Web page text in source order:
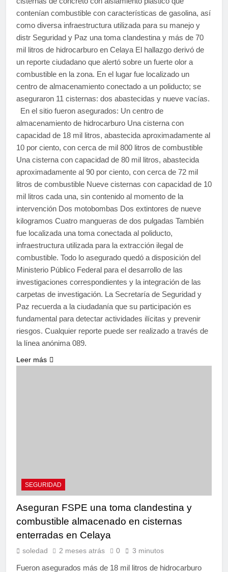
contenían combustible con características de gasolina, así
como diversa infraestructura utilizada para su manejo y
distr Seguridad y Paz una toma clandestina y más de 70
mil litros de hidrocarburo en Celaya El hallazgo derivó de
un reporte ciudadano que alertó sobre un fuerte olor a
combustible en la zona. En el lugar fue localizado un
centro de almacenamiento conectado a un poliducto; se
aseguraron 11 cisternas: dos abastecidas y nueve vacías.
En el sitio fueron asegurados: Un centro de
almacenamiento de hidrocarburo Una cisterna con
capacidad de 18 mil litros, abastecida aproximadamente al
10 por ciento, con cerca de mil 800 litros de combustible
Una cisterna con capacidad de 80 mil litros, abastecida
aproximadamente al 90 por ciento, con cerca de 72 mil
litros de combustible Nueve cisternas con capacidad de 10
mil litros cada una, sin contenido al momento de la
intervención Dos motobombas Dos extintores de nueve
kilogramos Cuatro mangueras de dos pulgadas También
fue localizada una toma conectada al poliducto,
infraestructura utilizada para la extracción ilegal de
combustible. Todo lo asegurado quedó a disposición del
Ministerio Público Federal para el desarrollo de las
investigaciones correspondientes y la integración de las
carpetas de investigación. La Secretaría de Seguridad y
Paz recuerda a la ciudadanía que su participación es
fundamental para detectar actividades ilícitas y prevenir
riesgos. Cualquier reporte puede ser realizado a través de
la línea anónima 089.
Leer más
SEGURIDAD
Aseguran FSPE una toma clandestina y
combustible almacenado en cisternas
enterradas en Celaya
soledad 2 meses atrás 0 3 minutos
Fueron asegurados más de 18 mil litros de hidrocarburo